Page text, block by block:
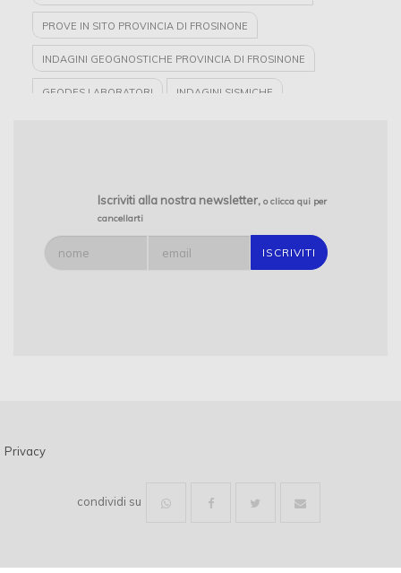
PROVE IN SITO PROVINCIA DI FROSINONE
INDAGINI GEOGNOSTICHE PROVINCIA DI FROSINONE
GEODES LABORATORI INDAGINI SISMICHE
LABORATORIO GEOTECNICO CERTIFICATO PROVINCIA DI
INDAGINI GEORADAR
LABORATORIO GEOTECNICO PER PROVE SUI TERRENI
Iscriviti alla nostra newsletter, o clicca qui per
cancellarti
Privacy
condividi su